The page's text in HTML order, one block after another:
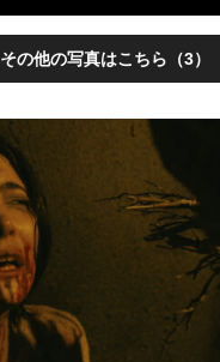
その他の写真はこちら（3）